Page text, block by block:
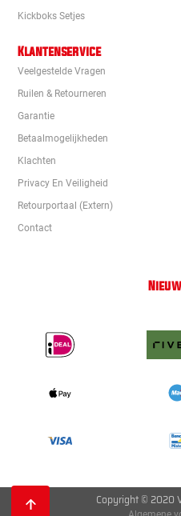
Kickboks Setjes
Klantenservice
Veelgestelde Vragen
Ruilen & Retourneren
Garantie
Betaalmogelijkheden
Klachten
Privacy En Veiligheid
Retourportaal (extern)
Contact
Copyright © 2020